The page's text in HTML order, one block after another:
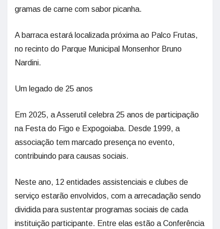
gramas de carne com sabor picanha.
A barraca estará localizada próxima ao Palco Frutas,
no recinto do Parque Municipal Monsenhor Bruno
Nardini.
Um legado de 25 anos
Em 2025, a Asserutil celebra 25 anos de participação
na Festa do Figo e Expogoiaba. Desde 1999, a
associação tem marcado presença no evento,
contribuindo para causas sociais.
Neste ano, 12 entidades assistenciais e clubes de
serviço estarão envolvidos, com a arrecadação sendo
dividida para sustentar programas sociais de cada
instituição participante. Entre elas estão a Conferência